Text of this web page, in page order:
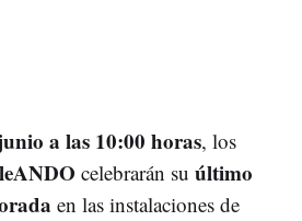
a las 10:00 horas, los
celebrarán su último
en las instalaciones de